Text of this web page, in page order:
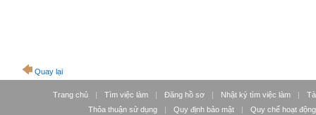
Quay lại
Trang chủ | Tìm việc làm | Đăng hồ sơ | Nhật ký tìm việc làm |
Thỏa thuận sử dụng
| Quy định bảo mật |
Quy chế hoạt động